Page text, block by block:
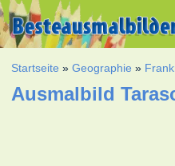
Startseite »Geographie »
Ausmalbild